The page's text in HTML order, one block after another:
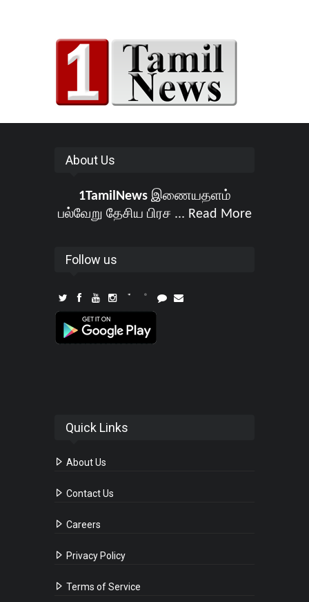
About Us
1TamilNewsஇணையதளம்
பல்வேறு தேசிய பிரச ... Read More
Follow us
Quick Links
About Us
Contact Us
Careers
Privacy Policy
Terms of Service